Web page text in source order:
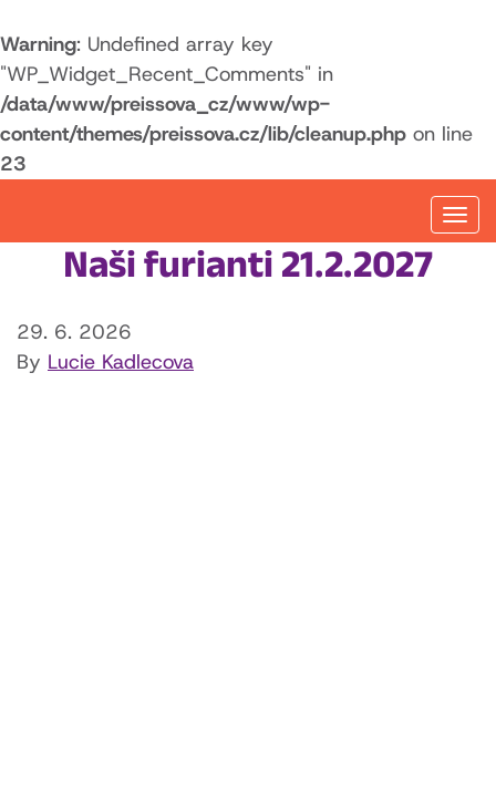
Warning: Undefined array key
"WP_Widget_Recent_Comments" in
/data/www/preissova_cz/www/wp-
content/themes/preissova.cz/lib/cleanup.php on line
23
Naši furianti 21.2.2027
29. 6. 2026
By Lucie Kadlecova